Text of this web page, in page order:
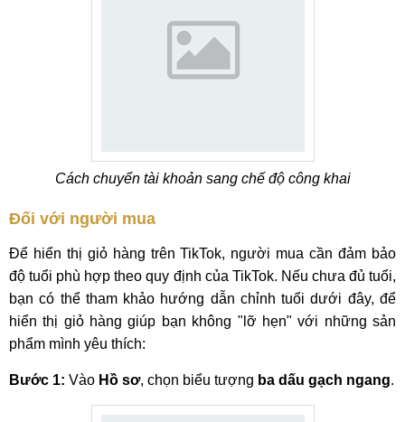
Cách chuyển tài khoản sang chế độ công khai
Đối với người mua
Để hiển thị giỏ hàng trên TikTok, người mua cần đảm bảo
độ tuổi phù hợp theo quy định của TikTok. Nếu chưa đủ tuổi,
bạn có thể tham khảo hướng dẫn chỉnh tuổi dưới đây, để
hiển thị giỏ hàng giúp bạn không "lỡ hẹn" với những sản
phẩm mình yêu thích:
Bước 1: Vào Hồ sơ, chọn biểu tượng ba dấu gạch ngang.